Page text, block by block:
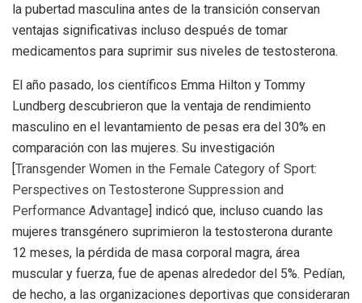
la pubertad masculina antes de la transición conservan
ventajas significativas incluso después de tomar
medicamentos para suprimir sus niveles de testosterona.
El año pasado, los científicos Emma Hilton y Tommy
Lundberg descubrieron que la ventaja de rendimiento
masculino en el levantamiento de pesas era del 30% en
comparación con las mujeres. Su investigación
[Transgender Women in the Female Category of Sport:
Perspectives on Testosterone Suppression and
Performance Advantage] indicó que, incluso cuando las
mujeres transgénero suprimieron la testosterona durante
12 meses, la pérdida de masa corporal magra, área
muscular y fuerza, fue de apenas alrededor del 5%. Pedían,
de hecho, a las organizaciones deportivas que consideraran